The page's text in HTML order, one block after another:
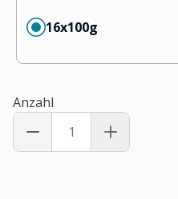
16x100g
Anzahl